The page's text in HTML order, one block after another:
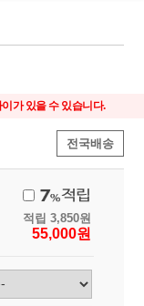
가 있을 수 있습니다.
전국배송
적립 3,850원
55,000원